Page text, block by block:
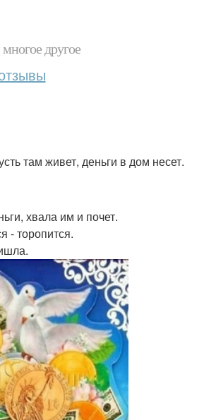
другое
там живет, деньги в дом несет.
хвала им и почет.
- торопится.